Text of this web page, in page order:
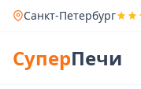
Санкт-Петербург
СуперПечи